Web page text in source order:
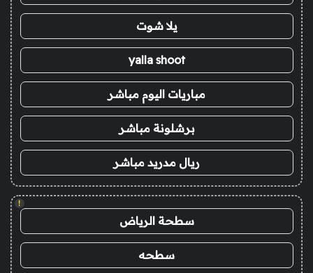
يلا شوت
yalla shoot
مباريات اليوم مباشر
برشلونة مباشر
ريال مدريد مباشر
!
سطحة الرياض
سطحه